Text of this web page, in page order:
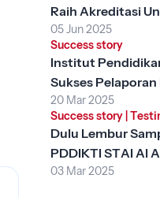
Raih Akreditasi
Keperawatan
05 Jun 2025
Success story
Institut
Sukses
Platform
20 Mar 2025
Success story|
Dulu Lembur
PDDIKTI STAI Al
03 Mar 2025